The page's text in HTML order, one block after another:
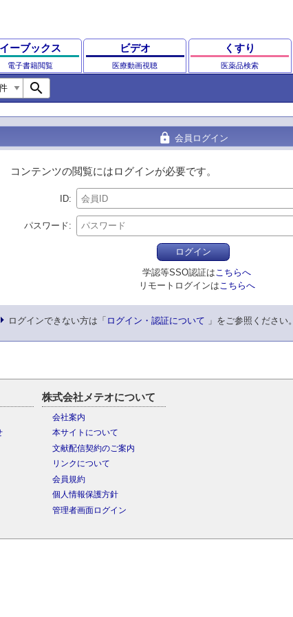
イーブックス
電子書籍閲覧
ビデオ
医療動画視聴
くすり
医薬品検索
search
lock 会員ログイン
コンテンツの閲覧にはログインが必要です。
ID
パスワード
ログイン
学認等SSO認証は こちらへ
リモートログインは こちらへ
ログインできない方は「 ログイン・認証について 」をご参照ください。
株式会社メテオについて
会社案内
本サイトについて
文献配信契約のご案内
リンクについて
会員規約
個人情報保護方針
管理者画面ログイン